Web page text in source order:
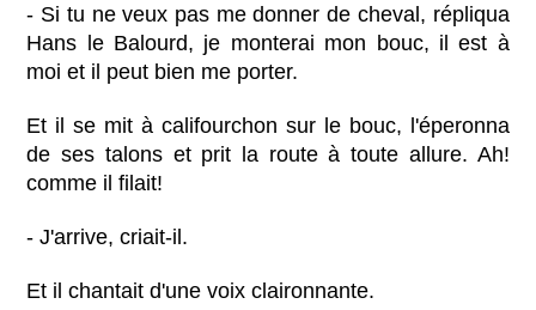
- Si tu ne veux pas me donner de cheval, répliqua
Hans le Balourd, je monterai mon bouc, il est à
moi et il peut bien me porter.
Et il se mit à califourchon sur le bouc, l'éperonna
de ses talons et prit la route à toute allure. Ah!
comme il filait!
- J'arrive, criait-il.
Et il chantait d'une voix claironnante.